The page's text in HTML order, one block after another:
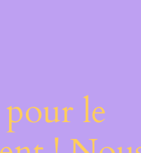
le